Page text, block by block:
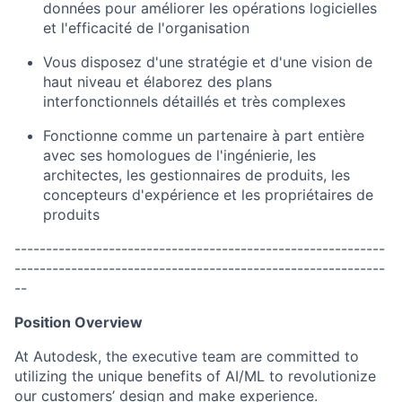
données pour améliorer les opérations logicielles
et l'efficacité de l'organisation
Vous disposez d'une stratégie et d'une vision de
haut niveau et élaborez des plans
interfonctionnels détaillés et très complexes
Fonctionne comme un partenaire à part entière
avec ses homologues de l'ingénierie, les
architectes, les gestionnaires de produits, les
concepteurs d'expérience et les propriétaires de
produits
-----------------------------------------------------------
-----------------------------------------------------------
--
Position Overview
At Autodesk, the executive team are committed to
utilizing the unique benefits of AI/ML to revolutionize
our customers’ design and make experience.